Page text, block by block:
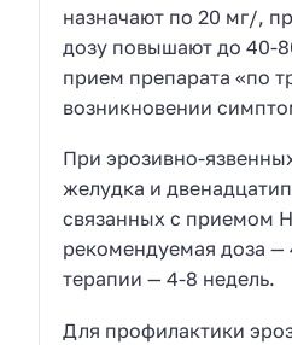
назначают по 20 мг/,
дозу повышают до 40-
прием препарата «по
возникновении
При эрозивно-
желудка и
связанных с приемом
рекомендуемая доза
терапии — 4-8 недель.
Для профилактики